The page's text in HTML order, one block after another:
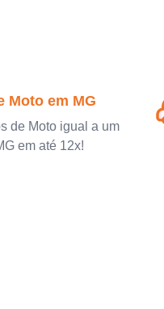
Moto em MG
de Moto igual a um
em até 12x!